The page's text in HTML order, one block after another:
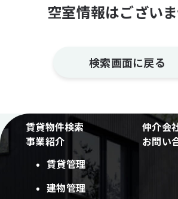
空室情報はございま
検索画面に戻る
賃貸物件検索
事業紹介
賃貸管理
建物管理
仲介会
お問い